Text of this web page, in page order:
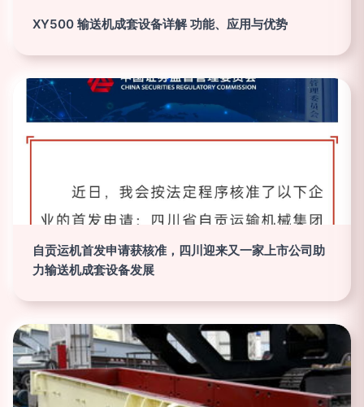
XY500 输送机成套设备详解 功能、应用与优势
自贡运机首发申请获核准，四川迎来又一家上市公司助
力输送机成套设备发展